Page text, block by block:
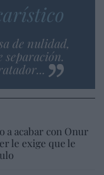
de nulidad,
separación.
a acabar con Onur
le exige que le